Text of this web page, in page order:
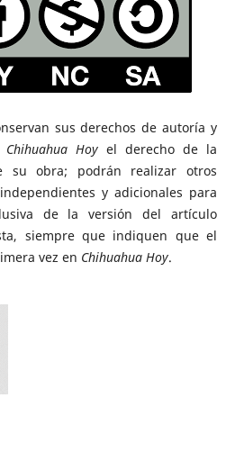
sus derechos de autoría y
Chihuahua Hoy el derecho de la
su obra; podrán realizar otros
y adicionales para
de la versión del artículo
siempre que indiquen que el
vez en Chihuahua Hoy.